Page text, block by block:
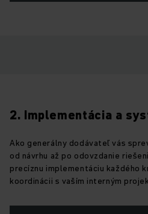
2. Implementácia a
Ako generálny dodávateľ vás
od návrhu až po odovzdanie
precíznu implementáciu každého
koordinácii s vaším interným